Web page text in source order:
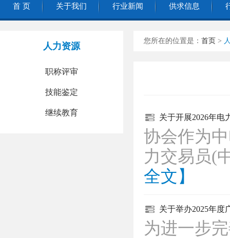
首 页 关于我们 行业新闻 供求信息
人力资源
职称评审
技能鉴定
继续教育
您所在的位置是： 首页 >
关于开展2026年电
协会作为
力交易员(
全文】
关于举办2025年度
为进一步